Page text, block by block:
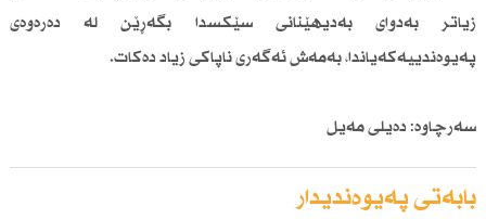
زیاتر بەدوای بەدیهێنانی سێكسدا بگەڕێن لە دەرەوەی
پەیوەندییەكەیاندا، بەمەش ئەگەری ناپاكی زیاد دەكات.
سەرچاوە: دەیلی مەیل
بابەتی پەیوەندیدار